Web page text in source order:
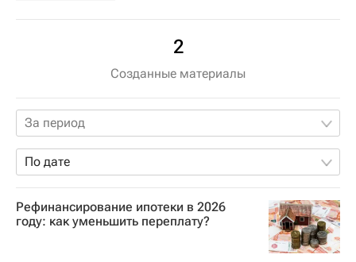
2
Созданные материалы
За период
По дате
Рефинансирование ипотеки в 2026
году: как уменьшить переплату?